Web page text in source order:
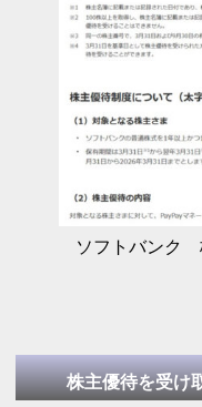
ソフトバンク
株主優待を受け